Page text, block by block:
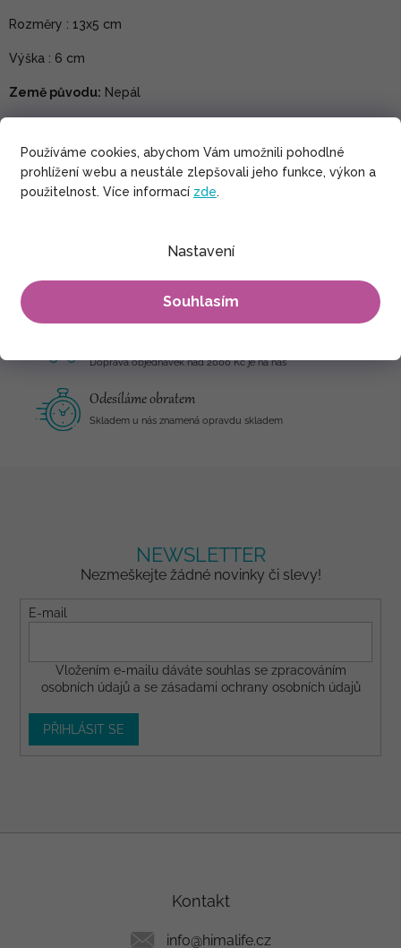
Používáme cookies, abychom Vám umožnili pohodlné
prohlížení webu a neustále zlepšovali jeho funkce, výkon a
použitelnost. Více informací zde.
Nastavení
Souhlasím
Rozměry : 13x5 cm
Výška : 6 cm
Země původu: Nepál
Kvalitní tisk co vydrží a prvotřídní bavlna
Doprava objednávek nad 2000 Kč je na nás
Odesíláme obratem
Skladem u nás znamená opravdu skladem
NEWSLETTER
Nezmeškejte žádné novinky či slevy!
E-mail
Vložením e-mailu dáváte souhlas se zpracováním
osobních údajů a se zásadami ochrany osobních údajů
PŘIHLÁSIT SE
Kontakt
info@himalife.cz